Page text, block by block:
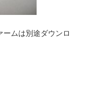
ムは別途ダウンロ